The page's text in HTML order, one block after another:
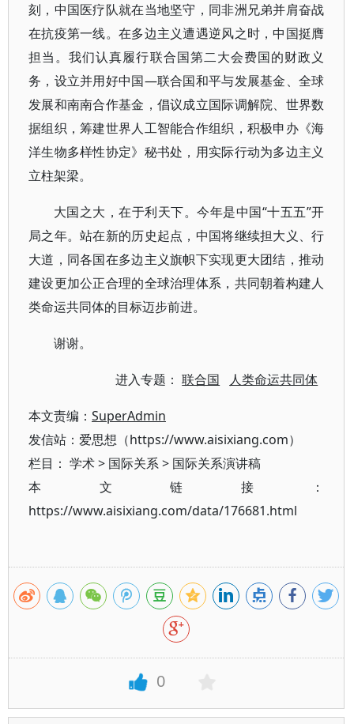
刻，中国医疗队就在当地坚守，同非洲兄弟并肩奋战
在抗疫第一线。在多边主义遭遇逆风之时，中国挺膺
担当。我们认真履行联合国第二大会费国的财政义
务，设立并用好中国—联合国和平与发展基金、全球
发展和南南合作基金，倡议成立国际调解院、世界数
据组织，筹建世界人工智能合作组织，积极申办《海
洋生物多样性协定》秘书处，用实际行动为多边主义
立柱架梁。
大国之大，在于利天下。今年是中国“十五五”开
局之年。站在新的历史起点，中国将继续担大义、行
大道，同各国在多边主义旗帜下实现更大团结，推动
建设更加公正合理的全球治理体系，共同朝着构建人
类命运共同体的目标迈步前进。
谢谢。
进入专题：联合国 人类命运共同体
本文责编： SuperAdmin
发信站：爱思想（https://www.aisixiang.com）
栏目： 学术> 国际关系> 国际关系演讲稿
本文链接：
https://www.aisixiang.com/data/176681.html
0